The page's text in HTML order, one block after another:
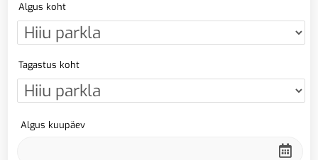
Algus koht
Tagastus koht
Algus kuupäev